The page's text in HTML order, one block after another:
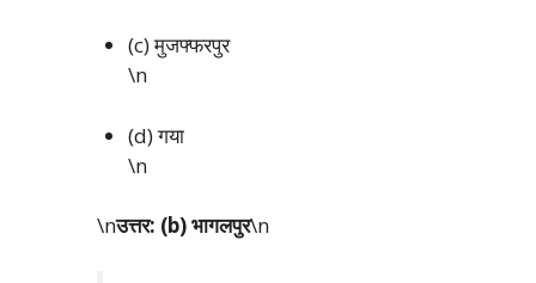
(c) मुजफ्फरपुर
\n
(d) गया
\n
\nउत्तर: (b) भागलपुर\n